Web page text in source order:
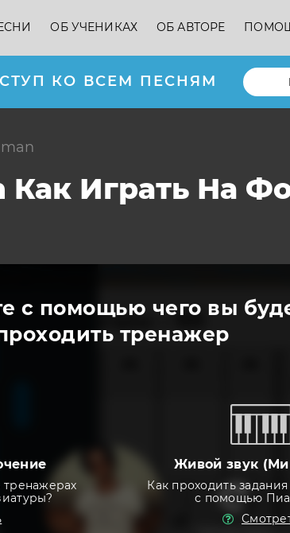
ОБ УЧЕНИКАХ ОБ АВТОРЕ
КО ВСЕМ ПЕСНЯМ
man
Как Играть На
с помощью чего вы
тренажер
тренажерах
Живой звук
Как проходить
с помощью